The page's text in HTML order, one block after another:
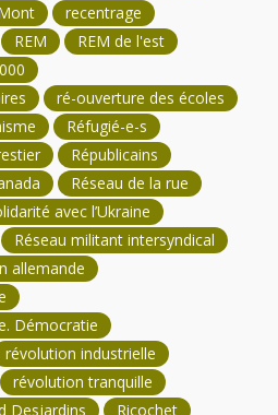
recentrage
REM
REM de l'est
ré-ouverture des écoles
Réfugié-e-s
Républicains
Réseau de la rue
avec l’Ukraine
Réseau militant intersyndical
allemande
Démocratie
révolution industrielle
révolution tranquille
Desjardins
Ricochet